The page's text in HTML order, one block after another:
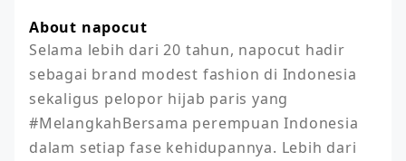
About napocut
Selama lebih dari 20 tahun, napocut hadir
sebagai brand modest fashion di Indonesia
sekaligus pelopor hijab paris yang
#MelangkahBersama perempuan Indonesia
dalam setiap fase kehidupannya. Lebih dari